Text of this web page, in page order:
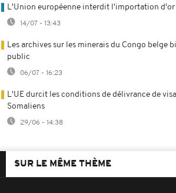
L'Union européenne interdit l'importation d'or
14/07 - 13:43
Les archives sur les minerais du Congo belge
public
06/07 - 16:23
L'UE durcit les conditions de délivrance de
Somaliens
29/06 - 14:38
SUR LE MÊME THÈME